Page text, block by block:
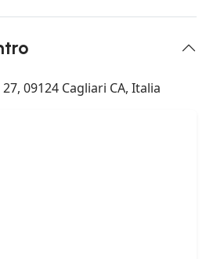
09124 Cagliari CA, Italia